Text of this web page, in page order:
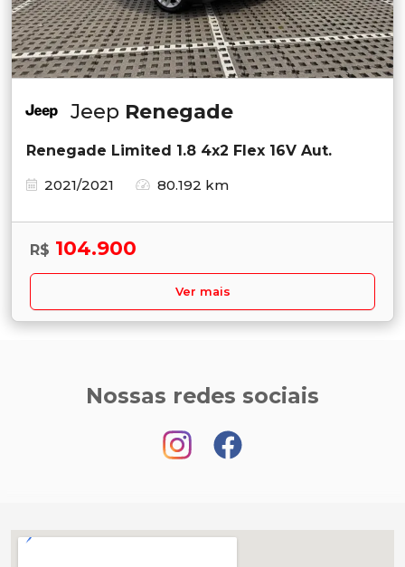
Jeep Renegade
Renegade Limited 1.8 4x2 Flex 16V Aut.
2021/2021
80.192 km
R$ 104.900
Ver mais
Nossas redes sociais